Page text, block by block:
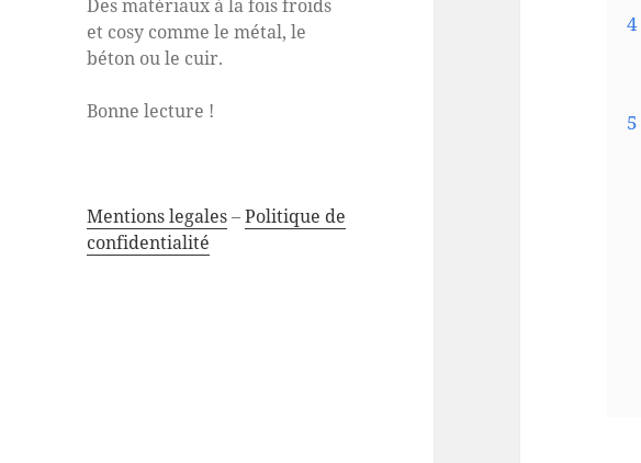
Des matériaux à la fois froids
et cosy comme le métal, le
béton ou le cuir.
Bonne lecture !
Mentions legales–Politique de
confidentialité
4
5